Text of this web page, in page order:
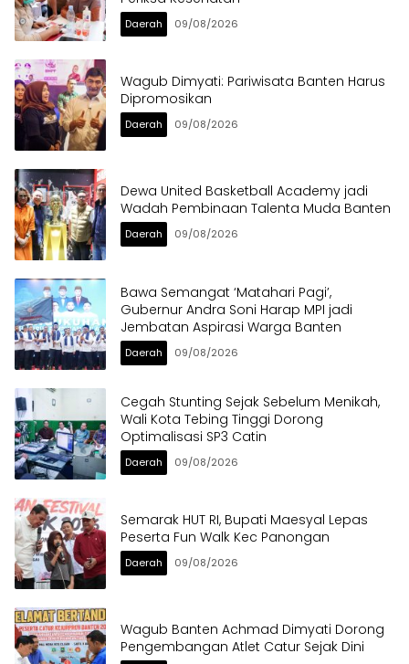
Daerah 09/08/2026
Wagub Dimyati: Pariwisata Banten Harus
Dipromosikan
Daerah 09/08/2026
Dewa United Basketball Academy jadi
Wadah Pembinaan Talenta Muda Banten
Daerah 09/08/2026
Bawa Semangat ‘Matahari Pagi’,
Gubernur Andra Soni Harap MPI jadi
Jembatan Aspirasi Warga Banten
Daerah 09/08/2026
Cegah Stunting Sejak Sebelum Menikah,
Wali Kota Tebing Tinggi Dorong
Optimalisasi SP3 Catin
Daerah 09/08/2026
Semarak HUT RI, Bupati Maesyal Lepas
Peserta Fun Walk Kec Panongan
Daerah 09/08/2026
Wagub Banten Achmad Dimyati Dorong
Pengembangan Atlet Catur Sejak Dini